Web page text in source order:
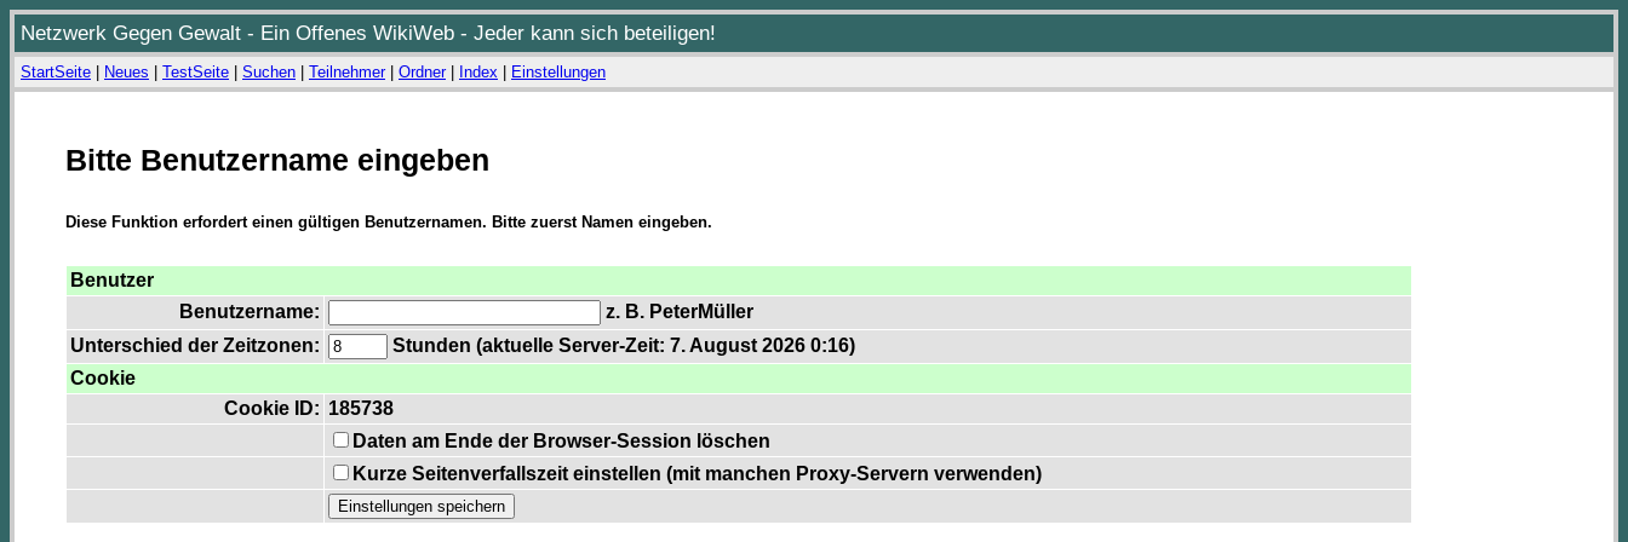
Netzwerk Gegen Gewalt - Ein Offenes WikiWeb - Jeder kann sich beteiligen!
StartSeite Neues TestSeite Suchen Teilnehmer| Ordner| Index Einstellungen
Bitte Benutzername eingeben
Diese Funktion erfordert einen gültigen Benutzernamen. Bitte zuerst Namen eingeben.
Benutzer
Benutzername:
z. B. PeterMüller
Unterschied der Zeitzonen:
Stunden (aktuelle Server-Zeit: 7. August 2026 0:16)
Cookie
Cookie ID: 185738
Daten am Ende der Browser-Session löschen
Kurze Seitenverfallszeit einstellen (mit manchen Proxy-Servern verwenden)